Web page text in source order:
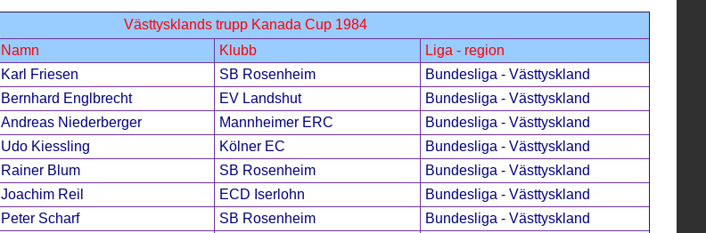
Västtysklands trupp Kanada Cup 1984
Namn Klubb Liga - region
Karl Friesen SB Rosenheim
Bundesliga - Västtyskland
Bernhard Englbrecht EV Landshut Bundesliga - Västtyskland
Andreas Niederberger Mannheimer ERC
Bundesliga - Västtyskland
Udo Kiessling Kölner EC
Bundesliga - Västtyskland
Rainer Blum SB Rosenheim
Bundesliga - Västtyskland
Joachim Reil ECD Iserlohn
Bundesliga - Västtyskland
Peter Scharf SB Rosenheim Bundesliga - Västtyskland